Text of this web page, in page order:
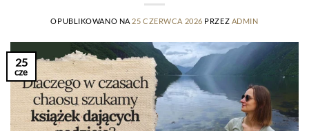
OPUBLIKOWANO NA 25 CZERWCA 2026 PRZEZ ADMIN
25
cze